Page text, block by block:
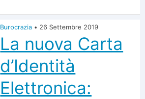
Burocrazia • 26 Settembre 2019
La nuova Carta
d’Identità
Elettronica: